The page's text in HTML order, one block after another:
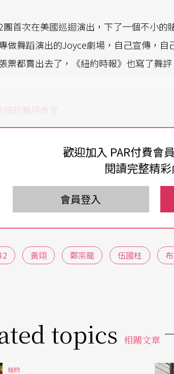
團首次在美國巡迴演出，下了一個不小
做舞蹈演出的Joyce劇場，自己宣傳，
票都賣出去了，《紐約時報》也寫了舞
紐約舞評肯定
門舞集演出的布魯克林音樂學院藝術總監
的《牆》都有不
的《出遊》和黃翊的《Ta-
巧是不需要翻譯的」。評論的總結「儘
地方分享。」可說是肯定了雲門2的水準可
好的消息是，四場的票，在首演前就已
頓、洛杉磯和聖地牙哥，都是在大學的
也表示未經過市場的考驗，不見得能讓
就非在紐約這個龍頭之地留下痕跡，即使
歡迎加入 PAR付費會
閱讀完整精彩
會員登入
2 黃翊 鄭宗龍 伍國柱
topics 相關文章
紐約